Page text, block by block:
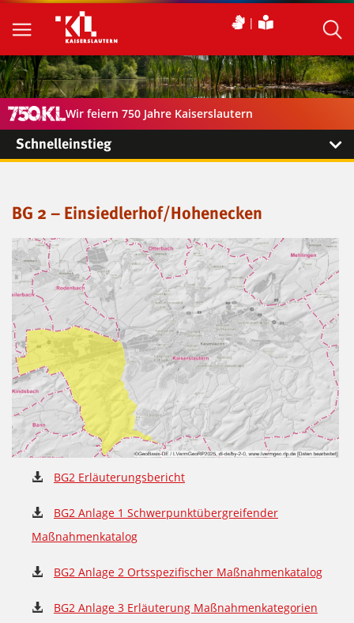
Wir feiern 750 Jahre Kaiserslautern
Schnelleinstieg
BG 2 – Einsiedlerhof/Hohenecken
BG2 Erläuterungsbericht
BG2 Anlage 1 Schwerpunktübergreifender
Maßnahmenkatalog
BG2 Anlage 2 Ortsspezifischer Maßnahmenkatalog
BG2 Anlage 3 Erläuterung Maßnahmenkategorien